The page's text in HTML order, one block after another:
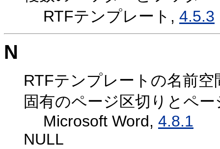
RTFテンプレート, 4.5.3
N
RTFテンプレートの名前
固有のページ区切りとペ
Microsoft Word, 4.8.1
NULL